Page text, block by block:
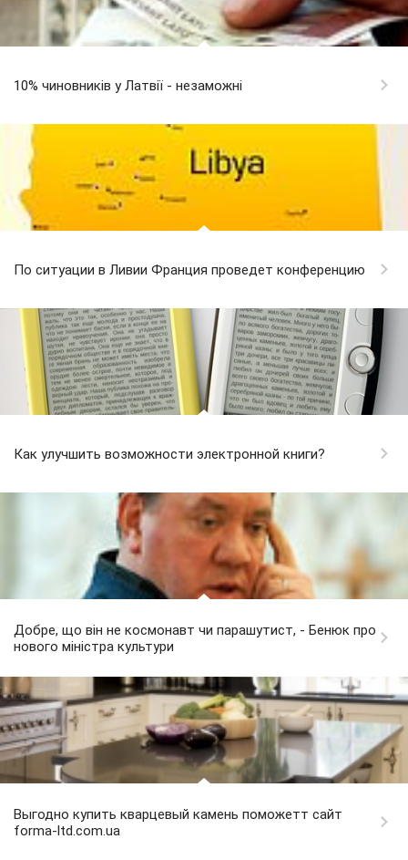
10% чиновників у Латвії - незаможні
По ситуации в Ливии Франция проведет конференцию
Как улучшить возможности электронной книги?
Добре, що він не космонавт чи парашутист, - Бенюк про
нового міністра культури
Выгодно купить кварцевый камень поможетт сайт
forma-ltd.com.ua